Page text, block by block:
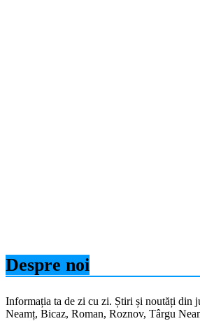
Despre noi
Informația ta de zi cu zi. Știri și noutăți din
Neamț, Bicaz, Roman, Roznov, Târgu